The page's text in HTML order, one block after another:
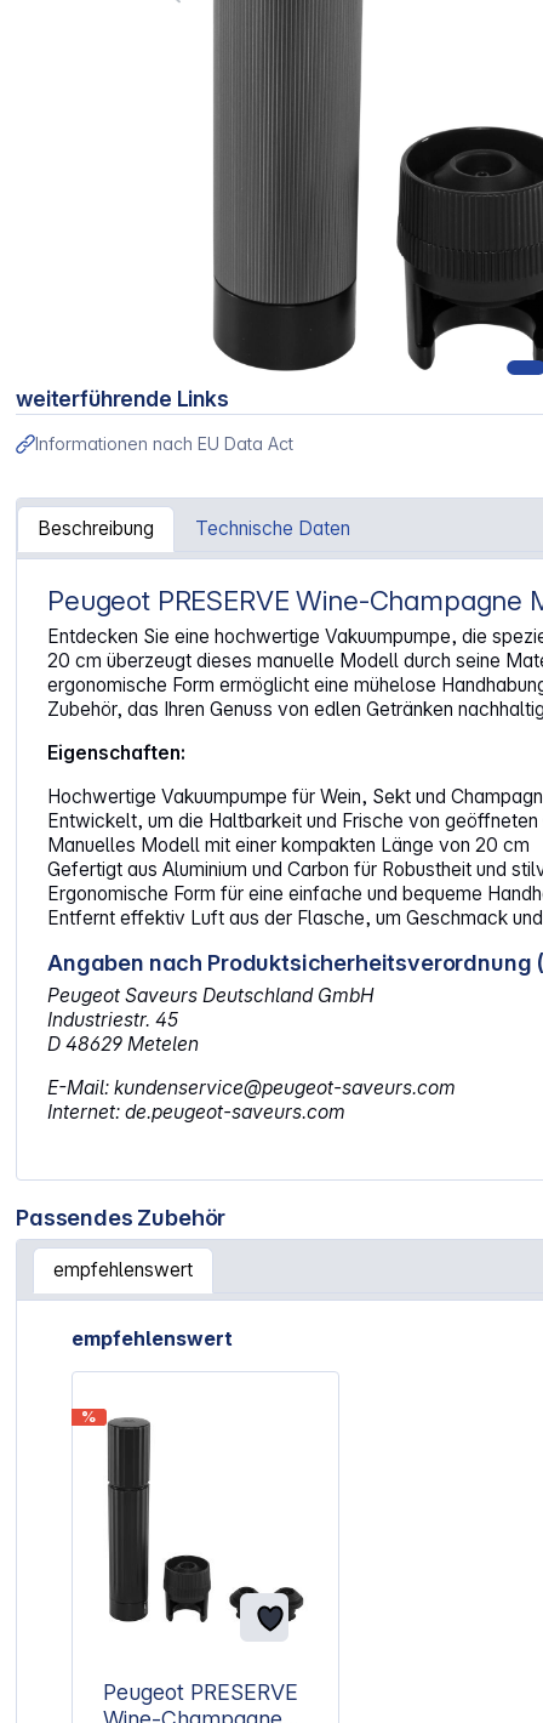
weiterführende Links
Informationen nach EU Data Act
Beschreibung Technische Daten
Artikelinformationen "Peugeot PRESERVE Wine-
Peugeot PRESERVE Wine-
Entdecken Sie eine hochwertige Vakuumpumpe, die
20 cm überzeugt dieses manuelle Modell durch seine
ergonomische Form ermöglicht eine mühelose
Zubehör, das Ihren Genuss von edlen Getränken
Eigenschaften:
Hochwertige Vakuumpumpe für Wein, Sekt und
Entwickelt, um die Haltbarkeit und Frische von
Manuelles Modell mit einer kompakten Länge von 20 cm
Gefertigt aus Aluminium und Carbon für Robustheit und
Ergonomische Form für eine einfache und bequeme
Entfernt effektiv Luft aus der Flasche, um Geschmack
Angaben nach Produktsicherheitsverordnung
Peugeot Saveurs Deutschland GmbH
Industriestr. 45
D 48629 Metelen
E-Mail: kundenservice@peugeot-saveurs.com
Internet: de.peugeot-saveurs.com
Passendes Zubehör
empfehlenswert
Artikelgalerie überspringen
empfehlenswert
%
Peugeot PRESERVE